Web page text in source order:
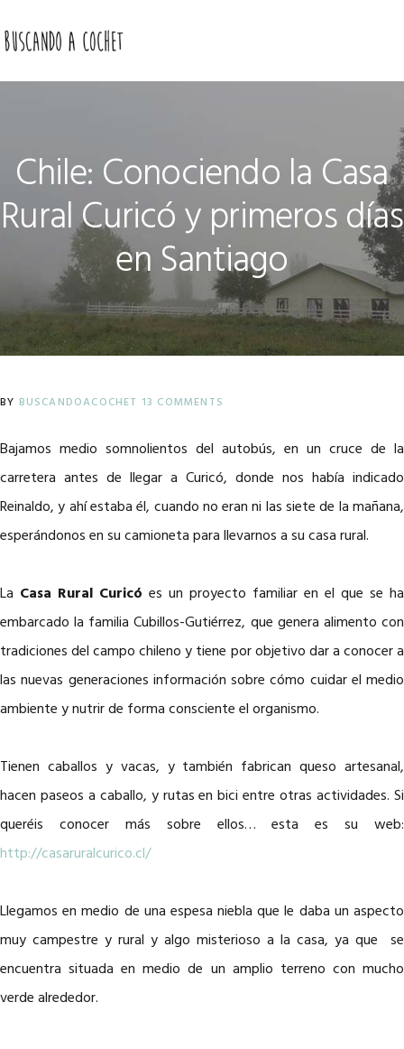
to
primary
navigation
to
main
content
to
primary
sidebar
Chile: Conociendo la Casa
Rural Curicó y primeros días
en Santiago
BY BUSCANDOACOCHET 13 COMMENTS
Bajamos medio somnolientos del autobús, en un cruce de la
carretera antes de llegar a Curicó, donde nos había indicado
Reinaldo, y ahí estaba él, cuando no eran ni las siete de la mañana,
esperándonos en su camioneta para llevarnos a su casa rural.
La Casa Rural Curicó es un proyecto familiar en el que se ha
embarcado la familia Cubillos-Gutiérrez, que genera alimento con
tradiciones del campo chileno y tiene por objetivo dar a conocer a
las nuevas generaciones información sobre cómo cuidar el medio
ambiente y nutrir de forma consciente el organismo.
Tienen caballos y vacas, y también fabrican queso artesanal,
hacen paseos a caballo, y rutas en bici entre otras actividades. Si
queréis conocer más sobre ellos… esta es su web:
http://casaruralcurico.cl/
Llegamos en medio de una espesa niebla que le daba un aspecto
muy campestre y rural y algo misterioso a la casa, ya que se
encuentra situada en medio de un amplio terreno con mucho
verde alrededor.